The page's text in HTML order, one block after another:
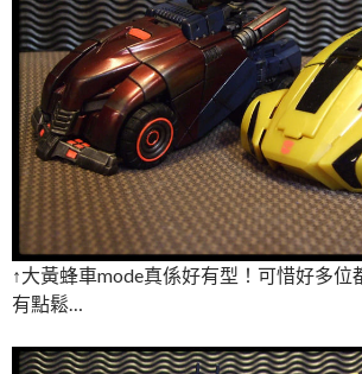
↑大黃蜂車mode真係好有型！可惜好多位
有點鬆…